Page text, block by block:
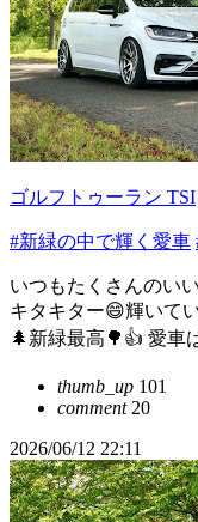
ゴルフトゥーラン TSI
#新緑の中で輝く愛車
いつもたくさんのい
キタキター😄輝いて
🌲新緑最高🌳👍 愛車
thumb_up 101
comment20
2026/06/12 22:11